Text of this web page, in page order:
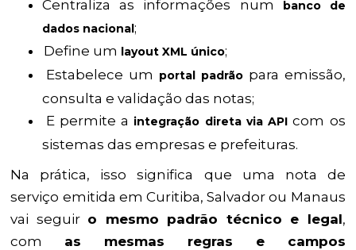
Centraliza as informações num
banco de
dados nacional;
Define um layout XML único;
Estabelece um portal padrãopara emissão,
consulta e validação das notas;
E permite a integração direta via API com os
sistemas das empresas e prefeituras.
Na prática, isso significa que uma nota de
serviço emitida em Curitiba, Salvador ou Manaus
vai seguir o mesmo padrão técnico e legal,
com as mesmas regras e campos